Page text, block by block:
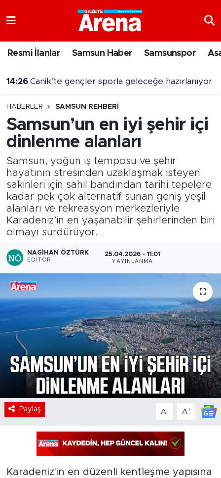
Resmi İlanlar Samsun Haber Samsunspor
14:26 Canik’te gençler sporla geleceğe hazırlanıyor
HABERLER SAMSUN REHBERI
Samsun’un en iyi şehir içi
dinlenme alanları
Samsun, yoğun iş temposu ve şehir
hayatının stresinden uzaklaşmak isteyen
sakinleri için sahil bandından tarihi tepelere
kadar pek çok alternatif sunan geniş yeşil
alanları ve rekreasyon merkezleriyle
Karadeniz’in en yaşanabilir şehirlerinden biri
olmayı sürdürüyor.
NAGIHAN ÖZTÜRK
EDITÖR
25.04.2026 - 11:01
YAYINLANMA
Paylaş A- A+
Karadeniz'in en düzenli kentleşme yapısına
Samsun Namaz Vakitleri
Süper Lig Puan Durumu ve Fikstür
Tüm Manşetler
Son Dakika Haberleri
Haber Arşivi